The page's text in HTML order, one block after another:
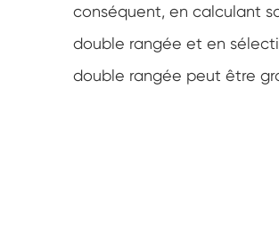
conséquent, en calculant
double rangée et en
double rangée peut être